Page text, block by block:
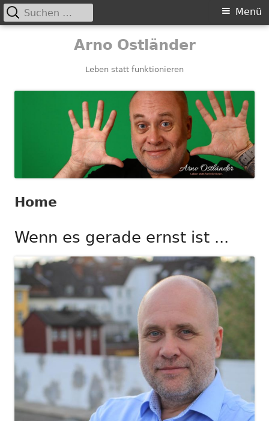
Arno Ostländer
Leben statt funktionieren
Primäres
Menü
Suchen
nach:
Home
Wenn es gerade ernst ist ...